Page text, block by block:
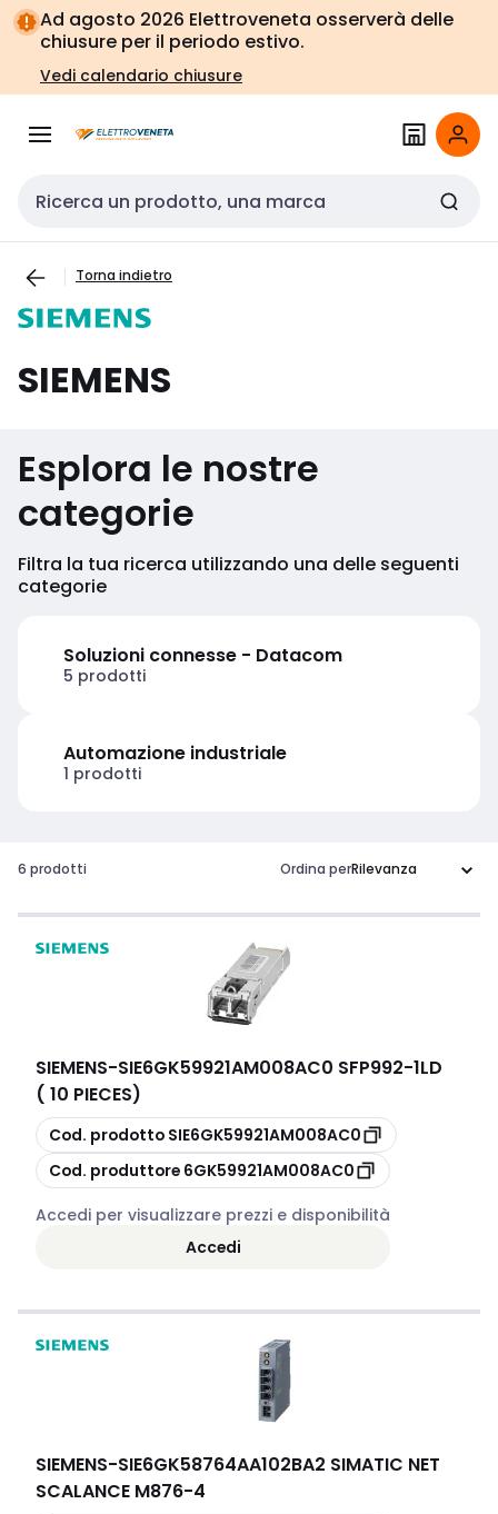
Vai alla
navigazione
Vai
alla
pagina
Ad agosto 2026 Elettroveneta osserverà delle
chiusure per il periodo estivo.
Vedi calendario chiusure
Cerca input
Torna indietro
SIEMENS
Esplora le nostre
categorie
Filtra la tua ricerca utilizzando una delle seguenti
categorie
Soluzioni connesse - Datacom
5 prodotti
Automazione industriale
1 prodotti
6 prodotti Ordina per
SIEMENS-SIE6GK59921AM008AC0 SFP992-1LD
( 10 PIECES)
copia
Cod. prodotto SIE6GK59921AM008AC0
copia
Cod. produttore 6GK59921AM008AC0
Accedi per visualizzare prezzi e disponibilità
Accedi
SIEMENS-SIE6GK58764AA102BA2 SIMATIC NET
SCALANCE M876-4